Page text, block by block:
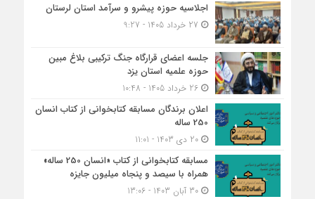
اجلاسیه حوزه پیشرو و سرآمد استان لرستان
جلسه اعضای قرارگاه جنگ ترکیبی بلاغ مبین
حوزه علمیه استان یزد
26 خرداد 1405 - 10:48
اعلان برندگان مسابقه کتابخوانی از کتاب انسان
250 ساله
20 دی 1403 - 11:01
مسابقه کتاب‎خوانی از کتاب «انسان 250 ساله»
همراه با سیصد و پنجاه میلیون جایزه
30 آبان 1403 - 13:06